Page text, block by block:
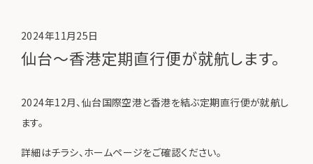
2024年11月25日
仙台～香港定期直行便が就航します。
2024年12月、仙台国際空港と香港を結ぶ定期直行便が就航し
ます。
詳細はチラシ、ホームページをご確認ください。